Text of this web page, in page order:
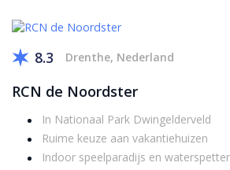
8.3 Drenthe, Nederland
RCN de Noordster
In Nationaal Park Dwingelderveld
Ruime keuze aan vakantiehuizen
Indoor speelparadijs en